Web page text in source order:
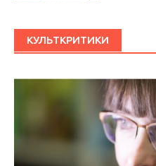
КУЛЬТКРИТИКИ